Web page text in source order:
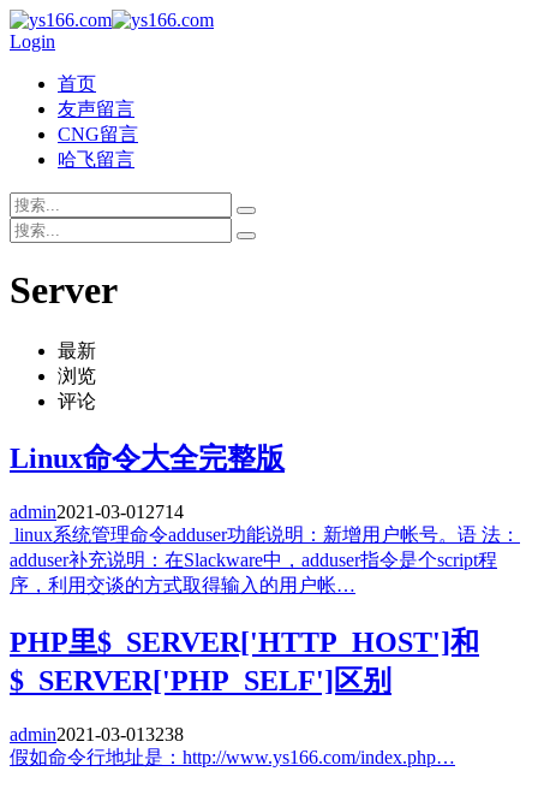
Login
首页
友声留言
CNG留言
哈飞留言
Server
最新
浏览
评论
Linux命令大全完整版
admin2021-03-01 2714
linux系统管理命令adduser功能说明：新增用户帐号。语 法：
adduser补充说明：在Slackware中，adduser指令是个script程
序，利用交谈的方式取得输入的用户帐…
PHP里$_SERVER['HTTP_HOST']和
$_SERVER['PHP_SELF']区别
admin2021-03-013238
假如命令行地址是：http://www.ys166.com/index.php…